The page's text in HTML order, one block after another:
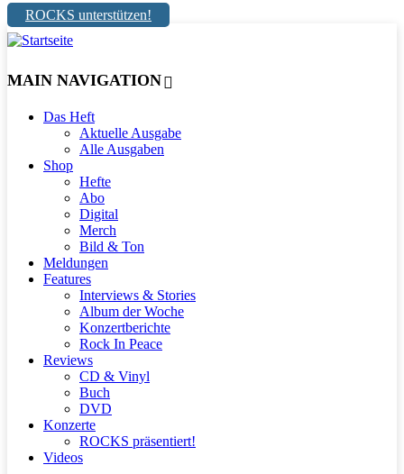
ROCKS unterstützen!
MAIN NAVIGATION
Das Heft
Aktuelle Ausgabe
Alle Ausgaben
Shop
Hefte
Abo
Digital
Merch
Bild & Ton
Meldungen
Features
Interviews & Stories
Album der Woche
Konzertberichte
Rock In Peace
Reviews
CD & Vinyl
Buch
DVD
Konzerte
ROCKS präsentiert!
Videos